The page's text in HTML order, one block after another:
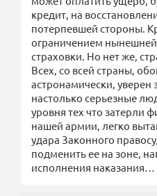
кредит, на
потерпевшей стороны.
ограничением
страховки. Но нет же,
Всех, со всей страны,
астронамически, уверен
настолько серьезные
уровня тех что затерли
нашей армии, легко
удара Законного
подменить ее на зоне,
исполнения наказания…